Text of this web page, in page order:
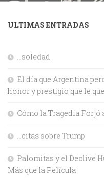
ULTIMAS ENTRADAS
…soledad
El día que Argentina
honor y prestigio que le
Cómo la Tragedia Forjó
…citas sobre Trump
Palomitas y el Declive
Más que la Película